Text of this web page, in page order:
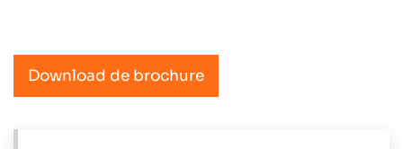
Download de brochure